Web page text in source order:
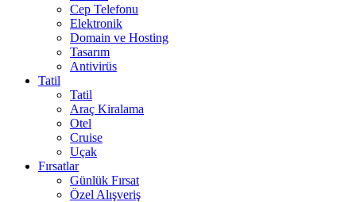
Cep Telefonu
Elektronik
Domain ve Hosting
Tasarım
Antivirüs
Tatil
Tatil
Araç Kiralama
Otel
Cruise
Uçak
Fırsatlar
Günlük Fırsat
Özel Alışveriş